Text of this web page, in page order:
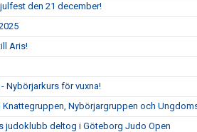
den 21 december!
Aris!
Nybörjarkurs för vuxna!
Knattegruppen, Nybörjargruppen och
judoklubb deltog i Göteborg Judo Open